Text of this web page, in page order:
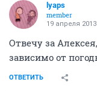
lyaps
member
19 апреля 2013
Отвечу за
зависимо от
ОТВЕТИТЬ